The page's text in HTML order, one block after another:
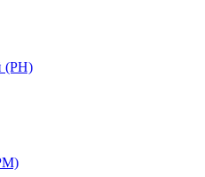
(РН)